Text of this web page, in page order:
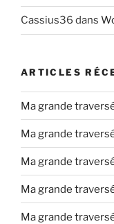
Cassius36 dans
ARTICLES
Ma grande
Ma grande
Ma grande
Ma grande
Ma grande